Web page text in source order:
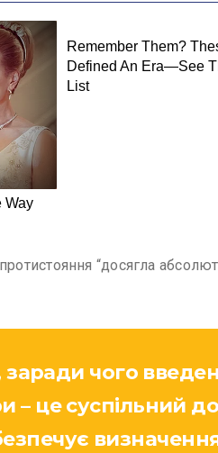
“досягла
заради чого
це суспільний